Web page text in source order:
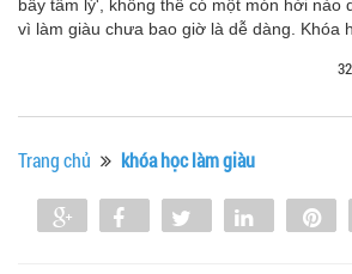
bẫy tâm lý', không thể có một món hời nào
vì làm giàu chưa bao giờ là dễ dàng. Khóa
Trang chủ khóa học làm giàu
Share Share Tweet Share